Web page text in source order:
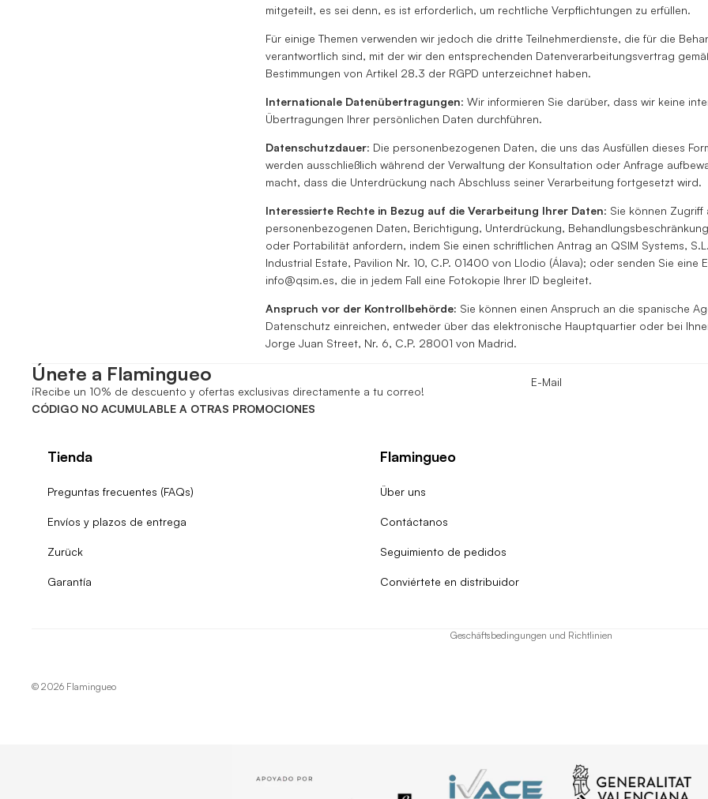
mitgeteilt, es sei denn, es ist erforderlich, um rechtliche Verpflichtungen zu erfüllen.
Für einige Themen verwenden wir jedoch die dritte Teilnehmerdienste, die für die
verantwortlich sind, mit der wir den entsprechenden Datenverarbeitungsvertrag
Bestimmungen von Artikel 28.3 der RGPD unterzeichnet haben.
Internationale Datenübertragungen: Wir informieren Sie darüber, dass wir keine
Übertragungen Ihrer persönlichen Daten durchführen.
Datenschutzdauer: Die personenbezogenen Daten, die uns das Ausfüllen dieses
werden ausschließlich während der Verwaltung der Konsultation oder Anfrage
macht, dass die Unterdrückung nach Abschluss seiner Verarbeitung fortgesetzt wird.
Interessierte Rechte in Bezug auf die Verarbeitung Ihrer Daten: Sie können Zugriff
personenbezogenen Daten, Berichtigung, Unterdrückung,
oder Portabilität anfordern, indem Sie einen schriftlichen Antrag an QSIM Systems,
Industrial Estate, Pavilion Nr. 10, C.P. 01400 von Llodio (Álava); oder senden Sie eine
info@qsim.es, die in jedem Fall eine Fotokopie Ihrer ID begleitet.
Anspruch vor der Kontrollbehörde: Sie können einen Anspruch an die spanische
Datenschutz einreichen, entweder über das elektronische Hauptquartier oder bei
Jorge Juan Street, Nr. 6, C.P. 28001 von Madrid.
Únete a Flamingueo
¡Recibe un 10% de descuento y ofertas exclusivas directamente a tu correo!
CÓDIGO NO ACUMULABLE A OTRAS PROMOCIONES
E-Mail
Tienda
Preguntas frecuentes (FAQs)
Envíos y plazos de entrega
Zurück
Garantía
Flamingueo
Über uns
Contáctanos
Seguimiento de pedidos
Conviértete en distribuidor
© 2026 Flamingueo
Geschäftsbedingungen und Richtlinien
AGB